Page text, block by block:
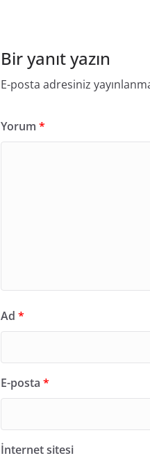
Bir yanıt yazın
E-posta adresiniz
Yorum *
Ad *
E-posta *
İnternet sitesi